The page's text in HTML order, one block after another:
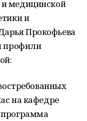
медицинской
и
Прокофьева
профили
на кафедре
программа